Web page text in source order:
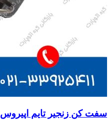
سفت کن زنجیر تایم اپیروس